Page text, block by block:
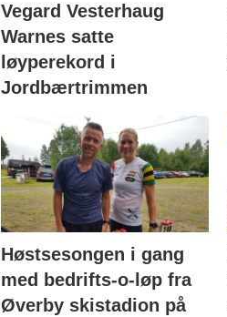
Vegard Vesterhaug
Warnes satte
løyperekord i
Jordbærtrimmen
Høstsesongen i gang
med bedrifts-o-løp fra
Øverby skistadion på